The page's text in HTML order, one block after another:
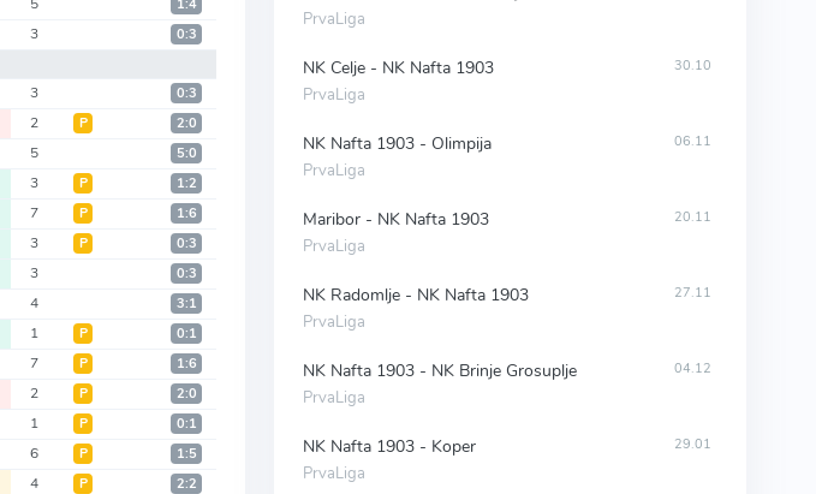
1:4
3 0:3
3 0:3
2 Р 2:0
5 5:0
3 Р 1:2
7 Р 1:6
3 Р 0:3
3 0:3
4 3:1
1 Р 0:1
7 Р 1:6
2 Р 2:0
1 Р 0:1
6 Р 1:5
4 Р 2:2
PrvaLiga
NK Celje - NK Nafta 1903
PrvaLiga
30.10
NK Nafta 1903 - Olimpija
PrvaLiga
06.11
Maribor - NK Nafta 1903
PrvaLiga
20.11
NK Radomlje - NK Nafta 1903
PrvaLiga
27.11
NK Nafta 1903 - NK Brinje Grosuplje
PrvaLiga
04.12
NK Nafta 1903 - Koper
PrvaLiga
29.01